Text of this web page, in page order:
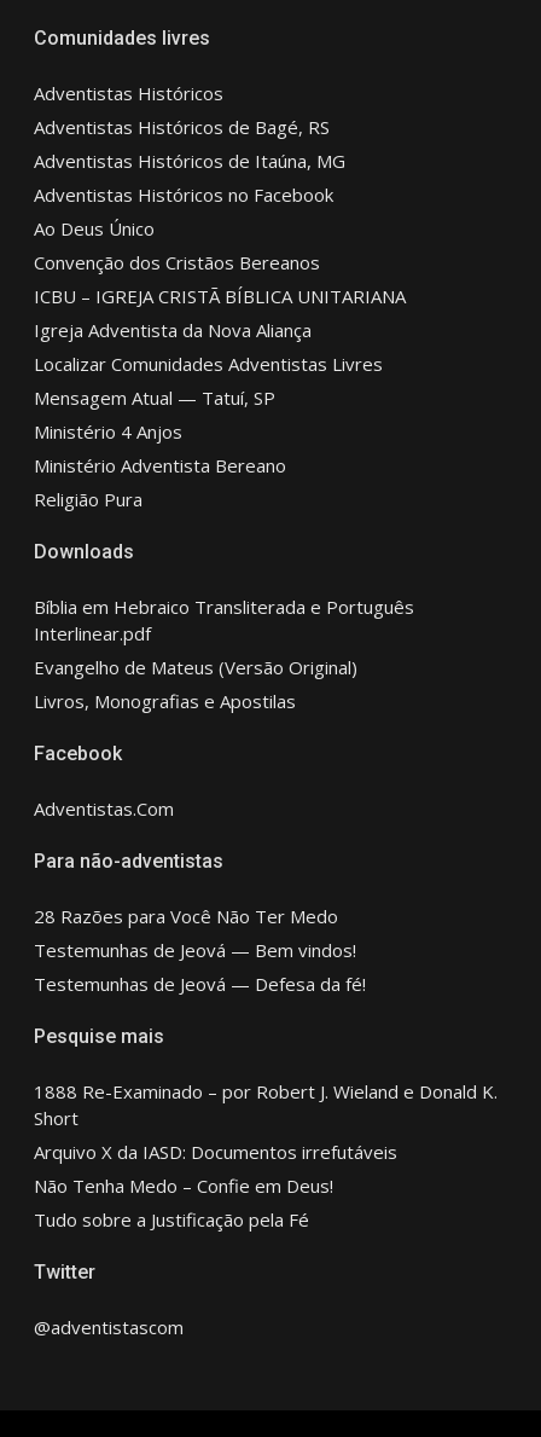
Comunidades livres
Adventistas Históricos
Adventistas Históricos de Bagé, RS
Adventistas Históricos de Itaúna, MG
Adventistas Históricos no Facebook
Ao Deus Único
Convenção dos Cristãos Bereanos
ICBU – IGREJA CRISTÃ BÍBLICA UNITARIANA
Igreja Adventista da Nova Aliança
Localizar Comunidades Adventistas Livres
Mensagem Atual — Tatuí, SP
Ministério 4 Anjos
Ministério Adventista Bereano
Religião Pura
Downloads
Bíblia em Hebraico Transliterada e Português
Interlinear.pdf
Evangelho de Mateus (Versão Original)
Livros, Monografias e Apostilas
Facebook
Adventistas.Com
Para não-adventistas
28 Razões para Você Não Ter Medo
Testemunhas de Jeová — Bem vindos!
Testemunhas de Jeová — Defesa da fé!
Pesquise mais
1888 Re-Examinado – por Robert J. Wieland e Donald K.
Short
Arquivo X da IASD: Documentos irrefutáveis
Não Tenha Medo – Confie em Deus!
Tudo sobre a Justificação pela Fé
Twitter
@adventistascom